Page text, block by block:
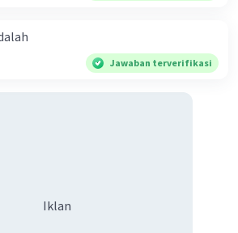
Jawaban terverifikasi
Iklan